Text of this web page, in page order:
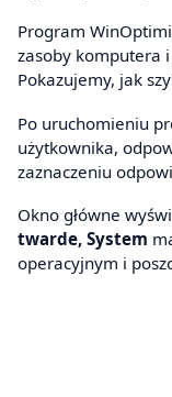
Program
zasoby komputera
Pokazujemy, jak
Po uruchomieniu
użytkownika,
zaznaczeniu
Okno główne
twarde, System
operacyjnym i